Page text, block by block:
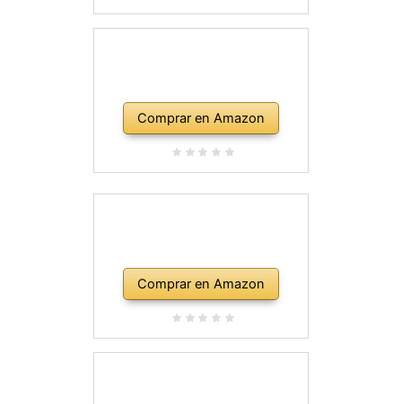
Comprar en Amazon
Comprar en Amazon